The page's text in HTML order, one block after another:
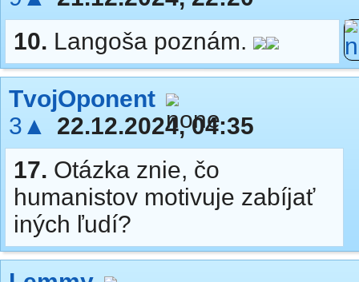
10. Langoša poznám.
TvojOponent
3▲
22.12.2024, 04:35
17. Otázka znie, čo
humanistov motivuje zabíjať
iných ľudí?